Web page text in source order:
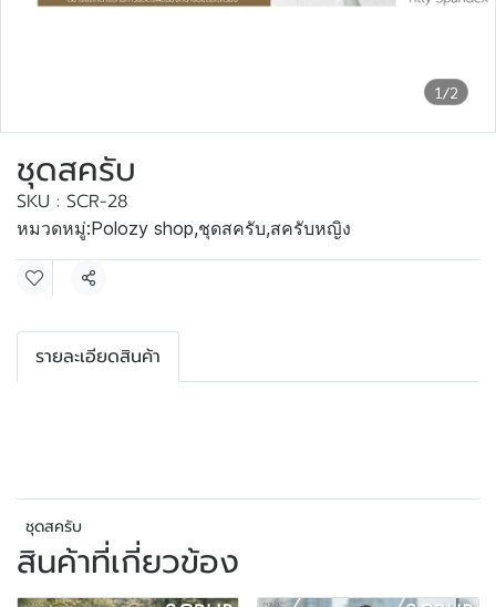
1/2
ชุดสครับ
SKU : SCR-28
หมวดหมู่:Polozy shop,ชุดสครับ,สครับหญิง
แชร์
รายละเอียดสินค้า
ชุดสครับ
สินค้าที่เกี่ยวข้อง